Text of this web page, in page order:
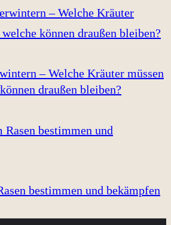
– Welche Kräuter müssen
draußen bleiben?
bestimmen und bekämpfen